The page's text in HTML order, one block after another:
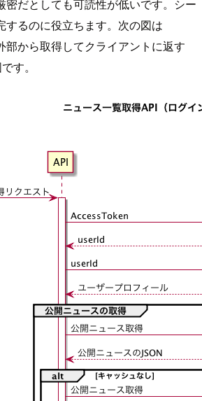
密だとしても可読性が低いです。シー
するのに役立ちます。次の図は
部から取得してクライアントに返す
す。